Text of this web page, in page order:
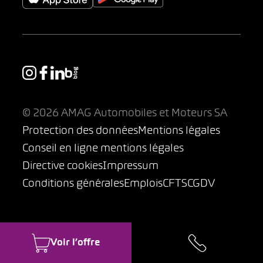
Voir l’offre
© 2026 AMAG Automobiles et Moteurs SA
Protection des donnéesMentions légales
Conseil en ligne mentions légales
Directive cookiesImpressum
Conditions généralesEmploisCFTSCGDV